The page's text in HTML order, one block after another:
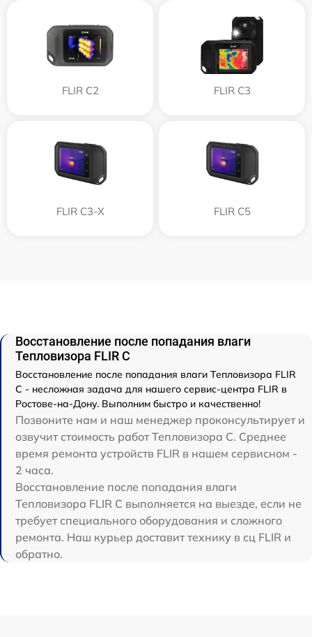
FLIR C2 FLIR С3
FLIR С3-Х FLIR С5
Восстановление после попадания влаги
Тепловизора FLIR C
Восстановление после попадания влаги Тепловизора FLIR
C - несложная задача для нашего сервис-центра FLIR в
Ростове-на-Дону. Выполним быстро и качественно!
Позвоните нам и наш менеджер проконсультирует и
озвучит стоимость работ Тепловизора C. Среднее
время ремонта устройств FLIR в нашем сервисном -
2 часа.
Восстановление после попадания влаги
Тепловизора FLIR C выполняется на выезде, если не
требует специального оборудования и сложного
ремонта. Наш курьер доставит технику в сц FLIR и
обратно.